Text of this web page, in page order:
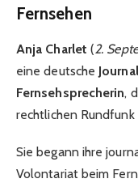
Fernsehen
Anja Charlet (2.
eine deutsche
Fernsehsprecherin,
rechtlichen Rundfunk
Sie begann ihre
Volontariat beim